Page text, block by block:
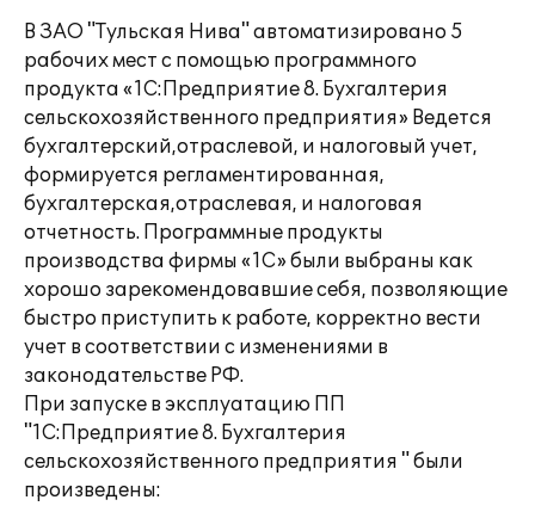
В ЗАО "Тульская Нива" автоматизировано 5
рабочих мест с помощью программного
продукта «1С:Предприятие 8. Бухгалтерия
сельскохозяйственного предприятия» Ведется
бухгалтерский,отраслевой, и налоговый учет,
формируется регламентированная,
бухгалтерская,отраслевая, и налоговая
отчетность. Программные продукты
производства фирмы «1С» были выбраны как
хорошо зарекомендовавшие себя, позволяющие
быстро приступить к работе, корректно вести
учет в соответствии с изменениями в
законодательстве РФ.
При запуске в эксплуатацию ПП
"1С:Предприятие 8. Бухгалтерия
сельскохозяйственного предприятия " были
произведены: